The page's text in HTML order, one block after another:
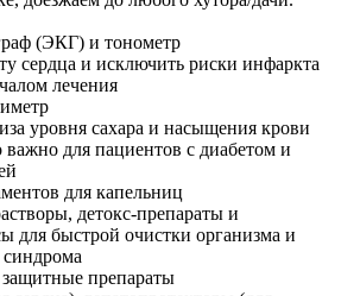
(ЭКГ) и тонометр
сердца и исключить риски инфаркта
лечения
уровня сахара и насыщения крови
для пациентов с диабетом и
для капельниц
детокс-препараты и
для быстрой очистки организма и
синдрома
препараты